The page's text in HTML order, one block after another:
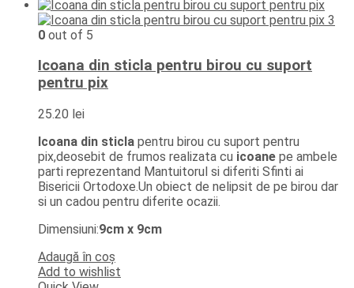
0 out of 5
Icoana din sticla pentru birou cu suport
pentru pix
25.20 lei
Icoana din sticla pentru birou cu suport pentru
pix,deosebit de frumos realizata cu icoane pe ambele
parti reprezentand Mantuitorul si diferiti Sfinti ai
Bisericii Ortodoxe.Un obiect de nelipsit de pe birou dar
si un cadou pentru diferite ocazii.
Dimensiuni:9cm x 9cm
Adaugă în coș
Add to wishlist